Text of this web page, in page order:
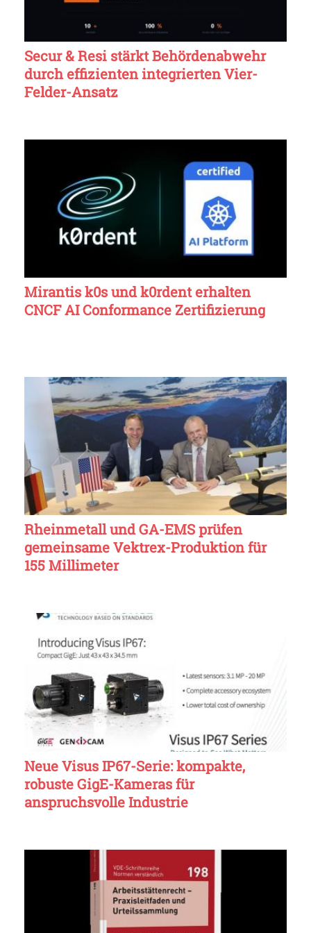
Secur & Resi stärkt Behördenabwehr
durch effizienten integrierten Vier-
Felder-Ansatz
Mirantis k0s und k0rdent erhalten
CNCF AI Conformance Zertifizierung
Rheinmetall und GA-EMS prüfen
gemeinsame Vektrex-Produktion für
155 Millimeter
Neue Visus IP67-Serie: kompakte,
robuste GigE-Kameras für
anspruchsvolle Industrie